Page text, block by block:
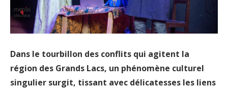
Dans le tourbillon des conflits qui agitent la
région des Grands Lacs, un phénomène culturel
singulier surgit, tissant avec délicatesses les liens